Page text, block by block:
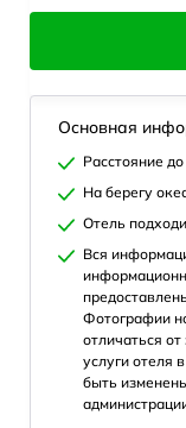
Основная
Расстояние
На берегу
Отель
Вся
Фотографии
отличаться
услуги отеля
быть